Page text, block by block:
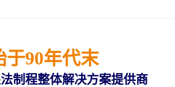
于90年代末
制程整体解决方案提供商